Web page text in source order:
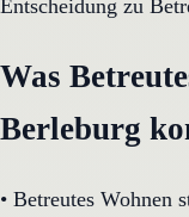
Entscheidung zu
Was
Berleburg
• Betreutes Wohnen